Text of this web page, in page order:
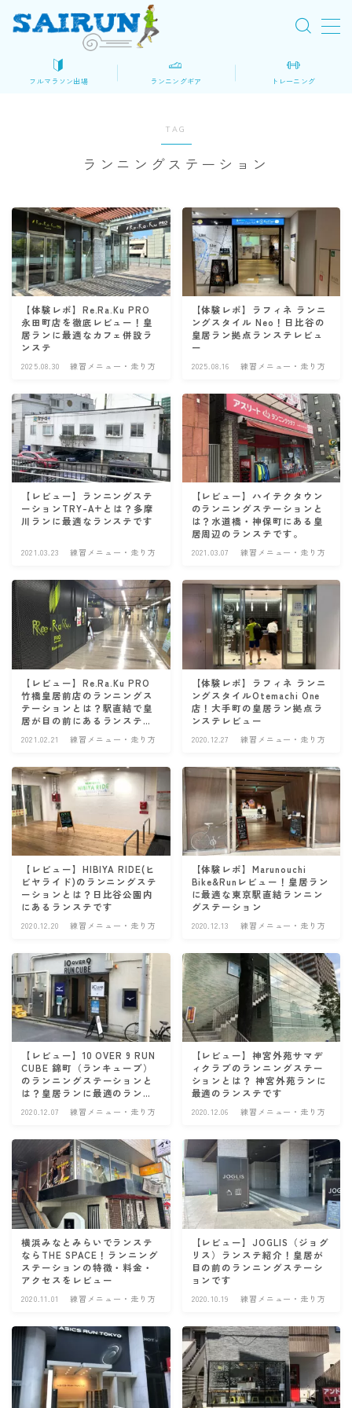
MENU
大会を探す
レース当日
ランニングギア・装備
シューズ
ウェア
アクセサリー
練習メニュー・走り方
ランニング基礎知識
トレーニングプラン
食事と栄養
運営者情報
お問い合わせ
フルマラソン出場 ランニングギア トレーニング
TAG
ランニングステーション
【体験レポ】Re.Ra.Ku PRO
永田町店を徹底レビュー！皇
居ランに最適なカフェ併設ラ
ンステ
2025.08.30 練習メニュー・走り方
【体験レポ】ラフィネ ランニ
ングスタイル Neo！日比谷の
皇居ラン拠点ランステレビュ
ー
2025.08.16 練習メニュー・走り方
【レビュー】ランニングステ
ーションTRY-A+とは？多摩
川ランに最適なランステです
2021.03.23 練習メニュー・走り方
【レビュー】ハイテクタウン
のランニングステーションと
は？水道橋・神保町にある皇
居周辺のランステです。
2021.03.07 練習メニュー・走り方
【レビュー】Re.Ra.Ku PRO
竹橋皇居前店のランニングス
テーションとは？駅直結で皇
居が目の前にあるランステで
2021.02.21 練習メニュー・走り方
【体験レポ】ラフィネ ランニ
ングスタイルOtemachi One
店！大手町の皇居ラン拠点ラ
ンステレビュー
2020.12.27 練習メニュー・走り方
【レビュー】HIBIYA RIDE(ヒ
ビヤライド)のランニングステ
ーションとは？日比谷公園内
にあるランステです
2020.12.20 練習メニュー・走り方
【体験レポ】Marunouchi
Bike&Runレビュー！皇居ラン
に最適な東京駅直結ランニン
グステーション
2020.12.13 練習メニュー・走り方
【レビュー】10 OVER 9 RUN
CUBE 錦町（ランキューブ）
のランニングステーションと
は？皇居ランに最適のランス
2020.12.07 練習メニュー・走り方
【レビュー】神宮外苑サマデ
ィクラブのランニングステー
ションとは？ 神宮外苑ランに
最適のランステです
2020.12.06 練習メニュー・走り方
横浜みなとみらいでランステ
ならTHE SPACE！ランニング
ステーションの特徴・料金・
アクセスをレビュー
2020.11.01 練習メニュー・走り方
【レビュー】JOGLIS（ジョグ
リス）ランステ紹介！皇居が
目の前のランニングステーシ
ョンです
2020.10.19 練習メニュー・走り方